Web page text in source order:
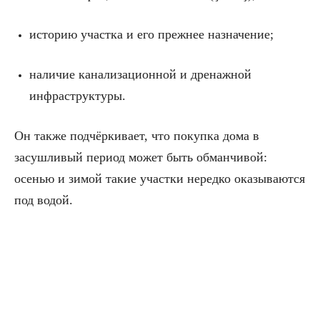
историю участка и его прежнее назначение;
наличие канализационной и дренажной
инфраструктуры.
Он также подчёркивает, что покупка дома в
засушливый период может быть обманчивой:
осенью и зимой такие участки нередко оказываются
под водой.